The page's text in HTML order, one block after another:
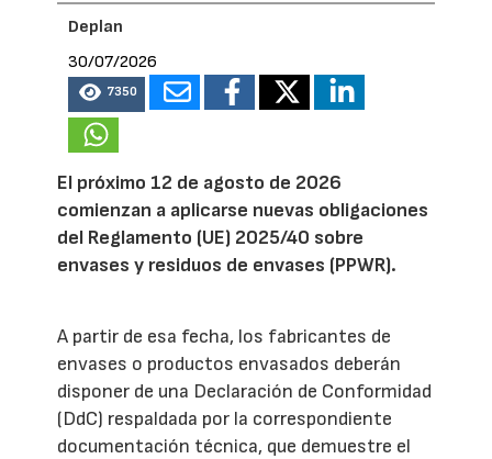
Deplan
30/07/2026
7350
El próximo 12 de agosto de 2026
comienzan a aplicarse nuevas obligaciones
del Reglamento (UE) 2025/40 sobre
envases y residuos de envases (PPWR).
A partir de esa fecha, los fabricantes de
envases o productos envasados deberán
disponer de una Declaración de Conformidad
(DdC) respaldada por la correspondiente
documentación técnica, que demuestre el